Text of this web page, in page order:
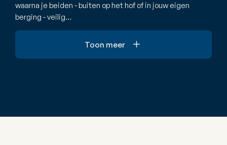
waarna je beiden - buiten op het hof of in jouw eigen
berging - veilig…
Toon meer